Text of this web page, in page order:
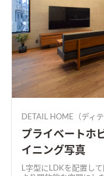
DETAIL HOME（ディ
プライベートホ
イニング写真
L字型にLDKを配置し